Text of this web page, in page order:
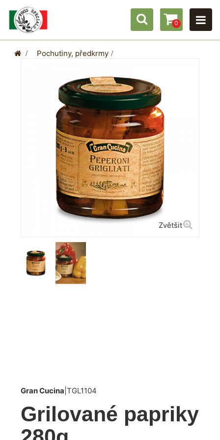
0
> Pochutiny, předkrmy >
Zvětšit
Gran Cucina TGL1104
Grilované papriky